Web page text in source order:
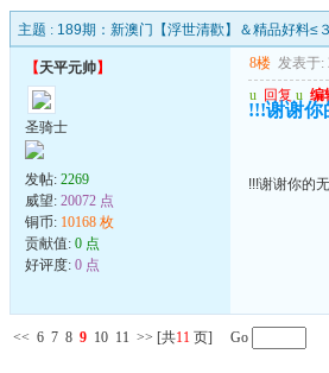
主题 : 189期：新澳门【浮世清歡】＆精品好料≤
【天平元帅】
圣骑士
发帖: 2269
威望: 20072 点
铜币: 10168 枚
贡献值: 0 点
好评度: 0 点
8楼 发表于:
u 回复 u 编
!!!谢谢你
!!!谢谢你的
<< 6 7 8 9 10 11 >> [共11 页] Go